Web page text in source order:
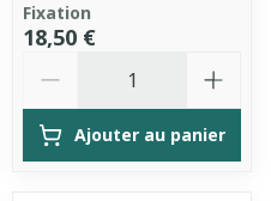
Fixation
18,50 €
Ajouter au panier